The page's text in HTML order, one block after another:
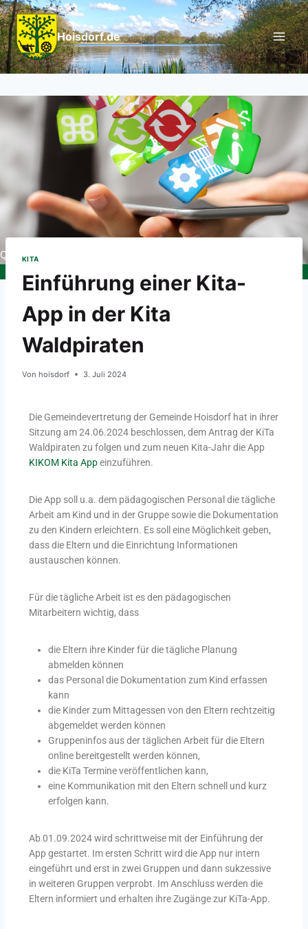
Hoisdorf.de
KITA
Einführung einer Kita-
App in der Kita
Waldpiraten
Von hoisdorf 3. Juli 2024
Die Gemeindevertretung der Gemeinde Hoisdorf hat in ihrer
Sitzung am 24.06.2024 beschlossen, dem Antrag der KiTa
Waldpiraten zu folgen und zum neuen Kita-Jahr die App
KIKOM Kita Appeinzuführen.
Die App soll u.a. dem pädagogischen Personal die tägliche
Arbeit am Kind und in der Gruppe sowie die Dokumentation
zu den Kindern erleichtern. Es soll eine Möglichkeit geben,
dass die Eltern und die Einrichtung Informationen
austauschen können.
Für die tägliche Arbeit ist es den pädagogischen
Mitarbeitern wichtig, dass
die Eltern ihre Kinder für die tägliche Planung
abmelden können
das Personal die Dokumentation zum Kind erfassen
kann
die Kinder zum Mittagessen von den Eltern rechtzeitig
abgemeldet werden können
Gruppeninfos aus der täglichen Arbeit für die Eltern
online bereitgestellt werden können,
die KiTa Termine veröffentlichen kann,
eine Kommunikation mit den Eltern schnell und kurz
erfolgen kann.
Ab 01.09.2024 wird schrittweise mit der Einführung der
App gestartet. Im ersten Schritt wird die App nur intern
eingeführt und erst in zwei Gruppen und dann sukzessive
in weiteren Gruppen verprobt. Im Anschluss werden die
Eltern informiert und erhalten ihre Zugänge zur KiTa-App.